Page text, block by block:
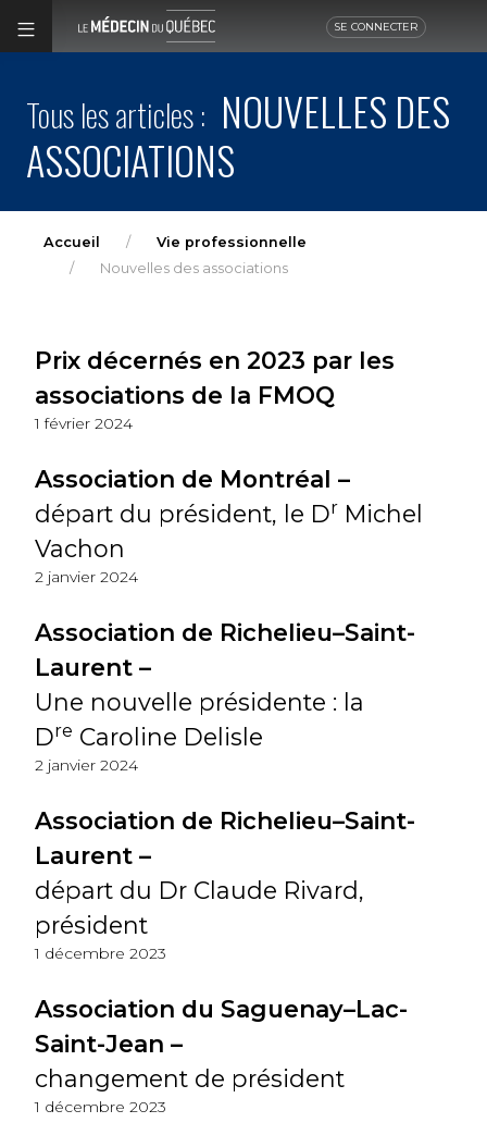
SE CONNECTER
Tous les articles : NOUVELLES DES
ASSOCIATIONS
Accueil
Vie professionnelle
Nouvelles des associations
Prix décernés en 2023 par les
associations de la FMOQ
1 février 2024
Association de Montréal –
départ du président, le Dr Michel
Vachon
2 janvier 2024
Association de Richelieu–Saint-
Laurent –
Une nouvelle présidente : la
Dre Caroline Delisle
2 janvier 2024
Association de Richelieu–Saint-
Laurent –
départ du Dr Claude Rivard,
président
1 décembre 2023
Association du Saguenay–Lac-
Saint-Jean –
changement de président
1 décembre 2023